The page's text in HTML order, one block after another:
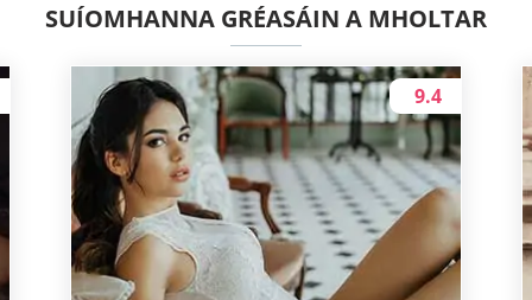
SUÍOMHANNA GRÉASÁIN A MHOLTAR
9.4